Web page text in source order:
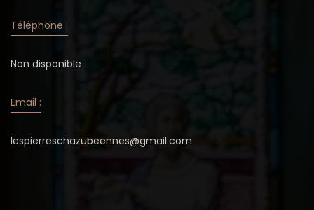
Téléphone :
Non disponible
Email :
lespierreschazubeennes@gmail.com